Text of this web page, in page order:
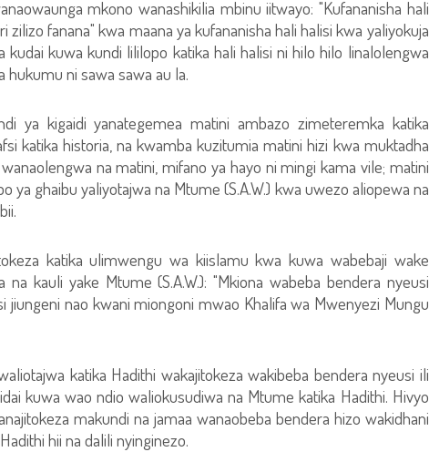
mkono wanashikilia mbinu iitwayo: "Kufananisha hali
zilizo fanana" kwa maana ya kufananisha hali halisi kwa yaliyokuja
kudai kuwa kundi lililopo katika hali halisi ni hilo hilo linalolengwa
hukumu ni sawa sawa au la.
ya kigaidi yanategemea matini ambazo zimeteremka katika
katika historia, na kwamba kuzitumia matini hizi kwa muktadha
na matini, mifano ya hayo ni mingi kama vile; matini
ya ghaibu yaliyotajwa na Mtume (S.A.W.) kwa uwezo aliopewa na
katika ulimwengu wa kiislamu kwa kuwa wabebaji wake
kauli yake Mtume (S.A.W.): "Mkiona wabeba bendera nyeusi
jiungeni nao kwani miongoni mwao Khalifa wa Mwenyezi Mungu
katika Hadithi wakajitokeza wakibeba bendera nyeusi ili
kuwa wao ndio waliokusudiwa na Mtume katika Hadithi. Hivyo
makundi na jamaa wanaobeba bendera hizo wakidhani
hii na dalili nyinginezo.